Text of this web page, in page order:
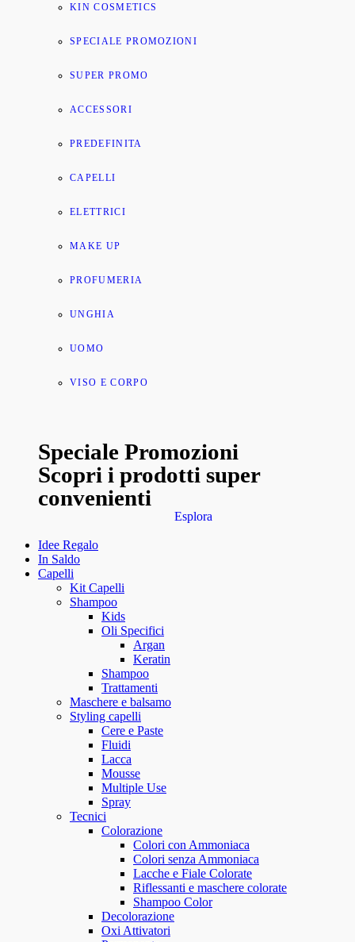
KIN COSMETICS
SPECIALE PROMOZIONI
SUPER PROMO
ACCESSORI
PREDEFINITA
CAPELLI
ELETTRICI
MAKE UP
PROFUMERIA
UNGHIA
UOMO
VISO E CORPO
Speciale Promozioni
Scopri i prodotti super
convenienti
Esplora
Idee Regalo
In Saldo
Capelli
Kit Capelli
Shampoo
Kids
Oli Specifici
Argan
Keratin
Shampoo
Trattamenti
Maschere e balsamo
Styling capelli
Cere e Paste
Fluidi
Lacca
Mousse
Multiple Use
Spray
Tecnici
Colorazione
Colori con Ammoniaca
Colori senza Ammoniaca
Lacche e Fiale Colorate
Riflessanti e maschere colorate
Shampoo Color
Decolorazione
Oxi Attivatori